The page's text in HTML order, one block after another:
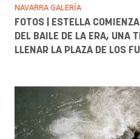
NAVARRA GALERÍA
FOTOS | ESTELLA
DEL BAILE DE LA ERA, UNA
LLENAR LA PLAZA DE LOS